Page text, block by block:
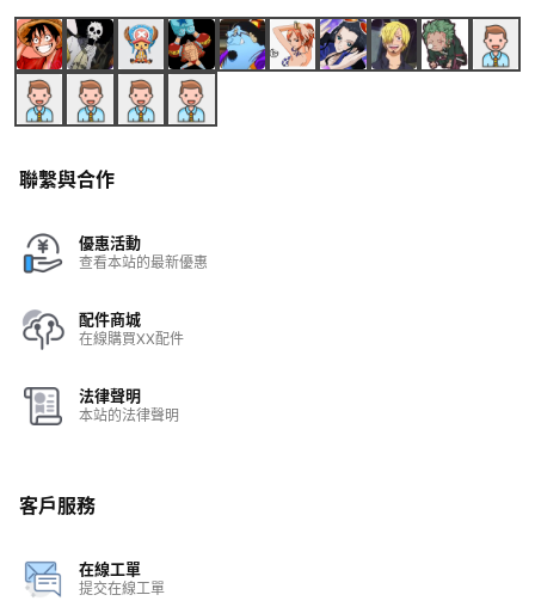
聯繫與合作
優惠活動
查看本站的最新優惠
配件商城
在線購買XX配件
法律聲明
本站的法律聲明
客戶服務
在線工單
提交在線工單